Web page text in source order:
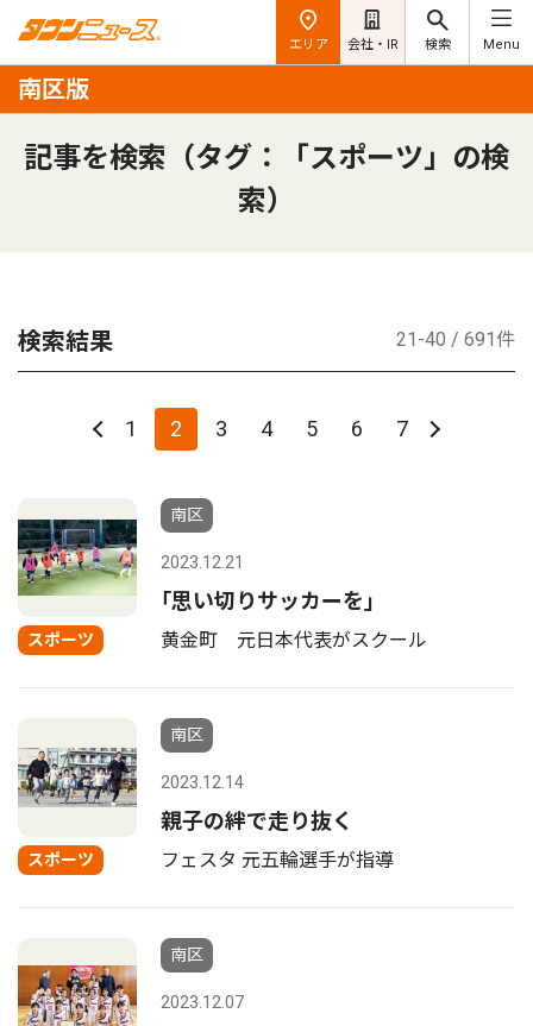
エリア 会社・IR 検索 Menu
南区版
記事を検索（タグ：「スポーツ」の検
索）
検索結果 21-40 / 691件
1 2 3 4 5 6 7
スポーツ
南区
2023.12.21
｢思い切りサッカーを｣
黄金町 元日本代表がスクール
スポーツ
南区
2023.12.14
親子の絆で走り抜く
フェスタ 元五輪選手が指導
南区
2023.12.07